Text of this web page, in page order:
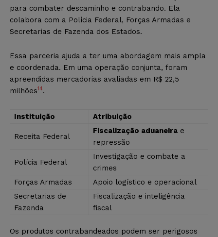
para combater descaminho e contrabando. Ela
colabora com a Polícia Federal, Forças Armadas e
Secretarias de Fazenda dos Estados.
Essa parceria ajuda a ter uma abordagem mais ampla
e coordenada. Em uma operação conjunta, foram
apreendidas mercadorias avaliadas em R$ 22,5
milhões14.
Instituição Atribuição
Receita Federal
Fiscalização aduaneira e
repressão
Polícia Federal
Investigação e combate a
crimes
Forças Armadas
Apoio logístico e operacional
Secretarias de
Fazenda
Fiscalização e inteligência
fiscal
Os produtos contrabandeados podem ser perigosos